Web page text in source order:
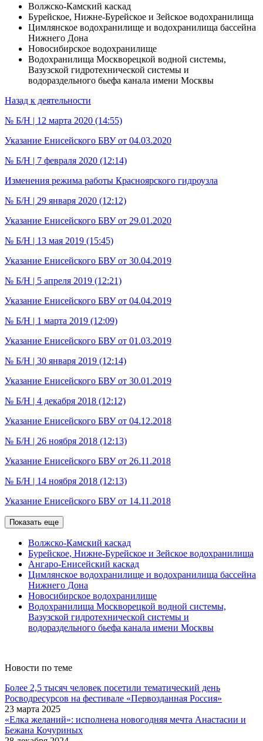
Волжско-Камский каскад
Бурейское, Нижне-Бурейское и Зейское водохранилища
Цимлянское водохранилище и водохранилища бассейна
Нижнего Дона
Новосибирское водохранилище
Водохранилища Москворецкой водной системы,
Вазузской гидротехнической системы и
водораздельного бьефа канала имени Москвы
Назад к деятельности
№ Б/Н | 12 марта 2020 (14:55)
Указание Енисейского БВУ от 04.03.2020
№ Б/Н | 7 февраля 2020 (12:14)
Изменения режима работы Красноярского гидроузла
№ Б/Н | 29 января 2020 (12:12)
Указание Енисейского БВУ от 29.01.2020
№ Б/Н | 13 мая 2019 (15:45)
Указание Енисейского БВУ от 30.04.2019
№ Б/Н | 5 апреля 2019 (12:21)
Указание Енисейского БВУ от 04.04.2019
№ Б/Н | 1 марта 2019 (12:09)
Указание Енисейского БВУ от 01.03.2019
№ Б/Н | 30 января 2019 (12:14)
Указание Енисейского БВУ от 30.01.2019
№ Б/Н | 4 декабря 2018 (12:12)
Указание Енисейского БВУ от 04.12.2018
№ Б/Н | 26 ноября 2018 (12:13)
Указание Енисейского БВУ от 26.11.2018
№ Б/Н | 14 ноября 2018 (12:13)
Указание Енисейского БВУ от 14.11.2018
Показать еще
Волжско-Камский каскад
Бурейское, Нижне-Бурейское и Зейское водохранилища
Ангаро-Енисейский каскад
Цимлянское водохранилище и водохранилища бассейна
Нижнего Дона
Новосибирское водохранилище
Водохранилища Москворецкой водной системы,
Вазузской гидротехнической системы и
водораздельного бьефа канала имени Москвы
Новости по теме
Более 2,5 тысяч человек посетили тематический день
Росводресурсов на фестивале «Первозданная Россия»
23 марта 2025
«Елка желаний»: исполнена новогодняя мечта Анастасии и
Бежана Кочуриных